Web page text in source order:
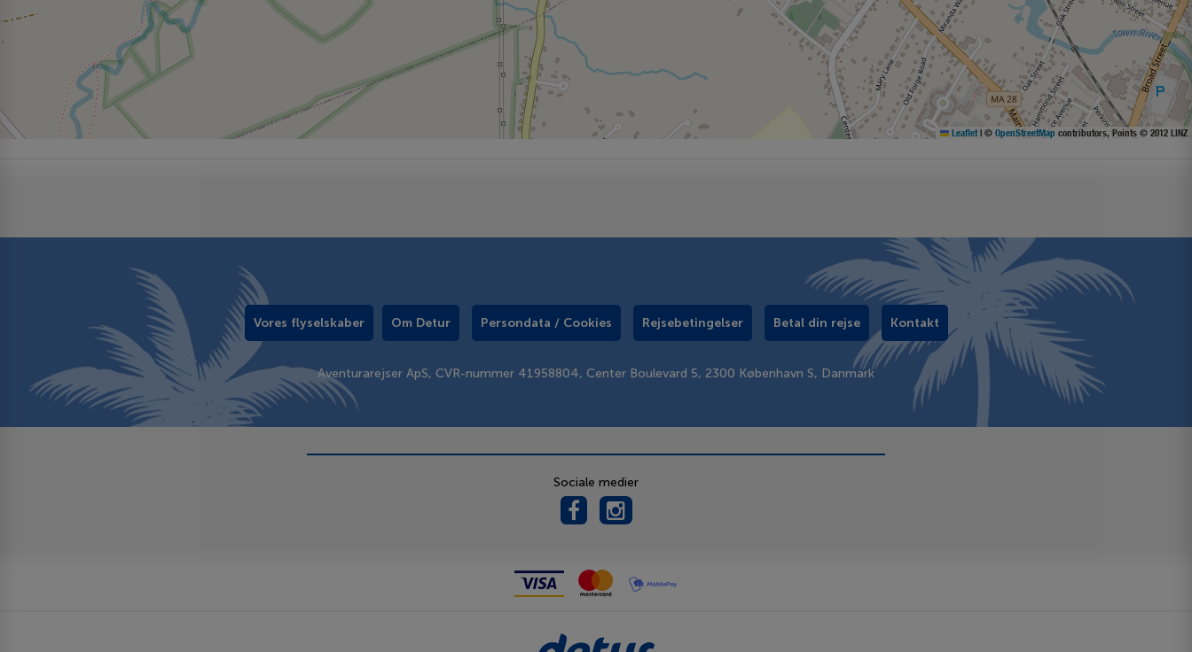
Leaflet | © OpenStreetMap contributors, Points © 2012 LINZ
Vores flyselskaber Om Detur Persondata / Cookies Rejsebetingelser Betal din rejse Kontakt
Aventurarejser ApS, CVR-nummer 41958804, Center Boulevard 5, 2300 København S, Danmark
Sociale medier